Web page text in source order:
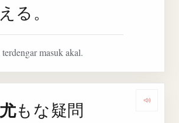
る。
masuk akal.
尤もな疑問